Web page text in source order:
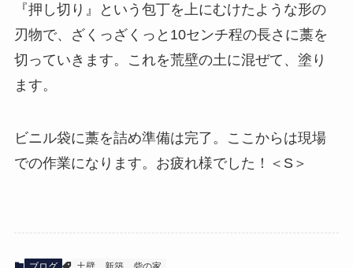
『押し切り』という包丁を上にむけたような形の
刃物で、ざくっざくっと10センチ程の長さに藁を
切っていきます。これを荒壁の土に混ぜて、塗り
ます。
ビニル袋に藁を詰め準備は完了。ここからは現場
での作業になります。お疲れ様でした！＜S＞